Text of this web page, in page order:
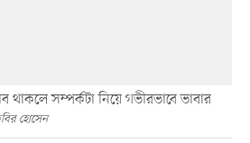
থাকলে সম্পর্কটা নিয়ে গভীরভাবে ভাবার
হোসেন